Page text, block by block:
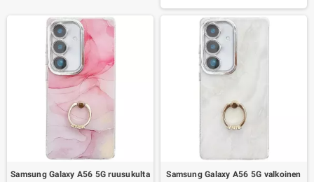
Samsung Galaxy A56 5G ruusukulta
Samsung Galaxy A56 5G valkoinen